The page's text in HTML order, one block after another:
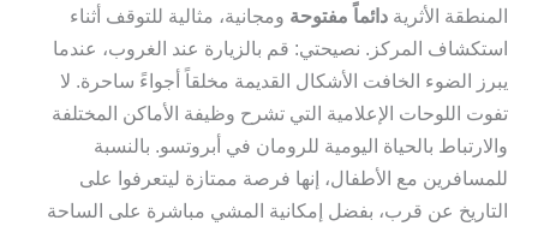
المنطقة الأثرية دائماً مفتوحة ومجانية، مثالية للتوقف أثناء
استكشاف المركز. نصيحتي: قم بالزيارة عند الغروب، عندما
يبرز الضوء الخافت الأشكال القديمة مخلقاً أجواءً ساحرة. لا
تفوت اللوحات الإعلامية التي تشرح وظيفة الأماكن المختلفة
والارتباط بالحياة اليومية للرومان في أبروتسو. بالنسبة
للمسافرين مع الأطفال، إنها فرصة ممتازة ليتعرفوا على
التاريخ عن قرب، بفضل إمكانية المشي مباشرة على الساحة